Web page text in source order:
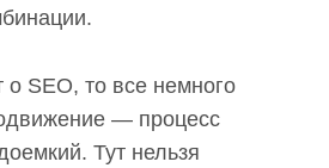
комбинации.
SEO, то все немного
— процесс
Тут нельзя